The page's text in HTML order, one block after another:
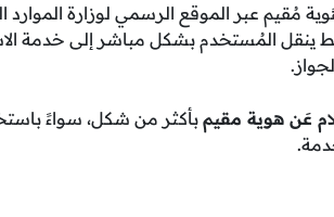
مُقيم عبر الموقع الرسمي لوزارة الموارد
ينقل المُستخدم بشكل مباشر إلى خدمة
عَن هوية مقيمبأكثر من شكل، سواءً